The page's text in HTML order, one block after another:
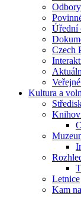
Úřední
Czech
Kultura a
Letnice
Kam